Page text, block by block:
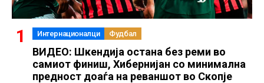
Интернационалци Фудбал
ВИДЕО: Шкендија остана без реми во
самиот финиш, Хибернијан со минимална
предност доаѓа на реваншот во Скопје